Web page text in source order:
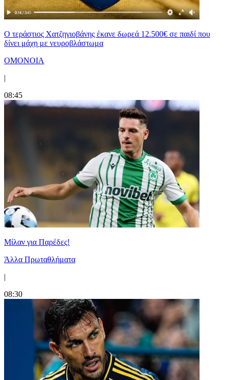
Ο τεράστιος Χατζηγιοβάνης έκανε δωρεά 12.500€ σε παιδί που
δίνει μάχη με νευροβλάστωμα
ΟΜΟΝΟΙΑ
|
08:45
Μίλαν για Παρέδες!
Άλλα Πρωταθλήματα
|
08:30